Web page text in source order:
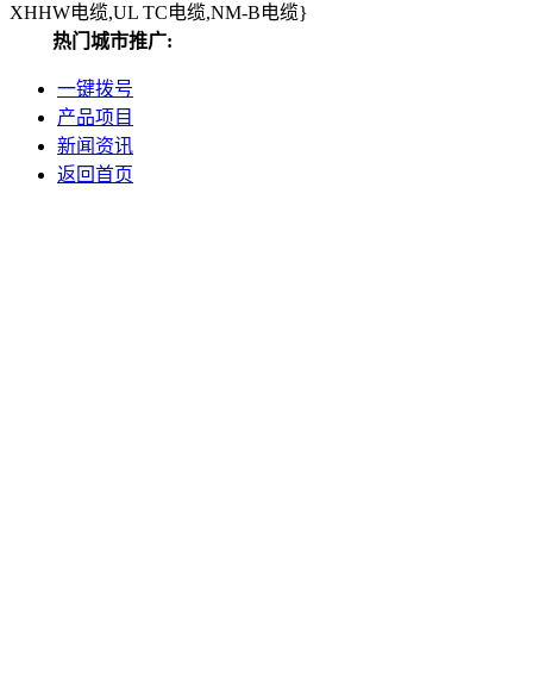
XHHW电缆,UL TC电缆,NM-B电缆}
热门城市推广:
一键拨号
产品项目
新闻资讯
返回首页